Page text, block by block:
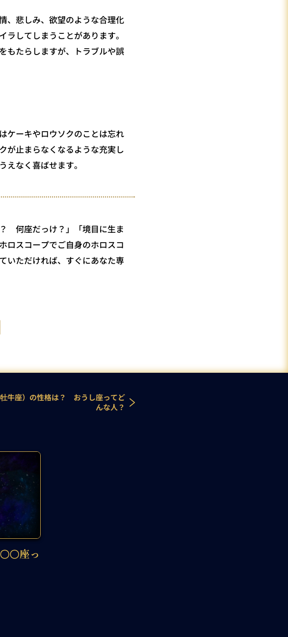
、悲しみ、欲望のような合理化
してしまうことがあります。
もたらしますが、トラブルや誤
ケーキやロウソクのことは忘れ
が止まらなくなるような充実し
なく喜ばせます。
何座だっけ？」「境目に生ま
スコープでご自身のホロスコ
いただければ、すぐにあなた専
牛座）の性格は？ おうし座ってど
んな人？
〇座っ